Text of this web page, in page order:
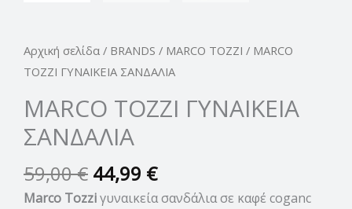
Αρχική σελίδα / BRANDS / MARCO TOZZI / MARCO
TOZZI ΓΥΝΑΙΚΕΙΑ ΣΑΝΔΑΛΙΑ
MARCO TOZZI ΓΥΝΑΙΚΕΙΑ
ΣΑΝΔΑΛΙΑ
59,00€ 44,99 €
Marco Tozziγυναικεία σανδάλια σε καφέ coganc